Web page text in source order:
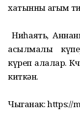
хатынны агым
Ниһаять,
асылмалы
күреп алалар.
киткән.
Чыганак: https://